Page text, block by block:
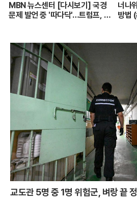
MBN 뉴스센터 [다시보기] 국경
문제 발언 중 '따다닥'…트럼프, 피
너나
교도관 5명 중 1명 위험군, 벼랑 끝